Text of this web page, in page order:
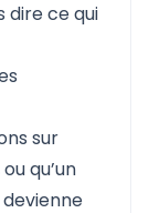
dire ce qui
sur
qu’un